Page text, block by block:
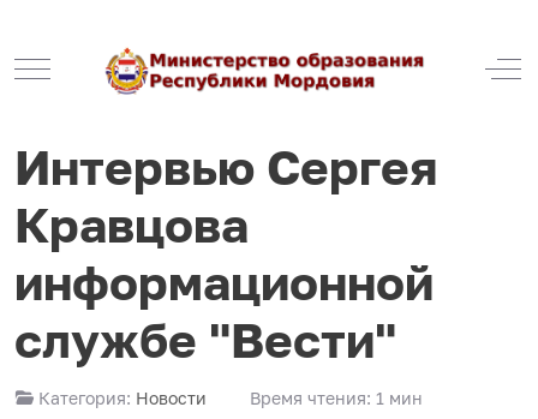
Mobile Menu Toggle
Интервью Сергея
Кравцова
информационной
службе "Вести"
Категория: Новости
Время чтения: 1 мин